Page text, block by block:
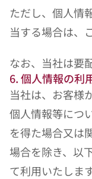
ただし、個人情
当する場合は、
なお、当社は要
6. 個人情報の利
当社は、お客様
個人情報等につ
を得た場合又は
場合を除き、以
て利用いたします